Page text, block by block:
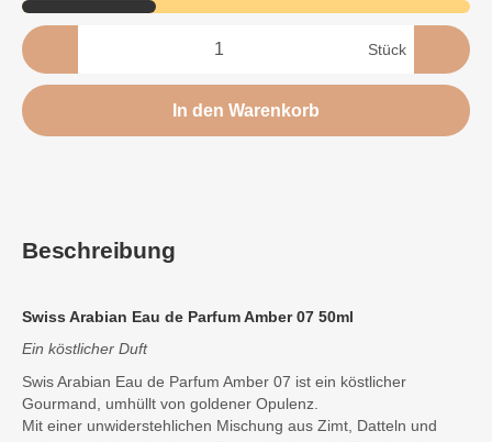
Stück
In den Warenkorb
Beschreibung
Swiss Arabian Eau de Parfum Amber 07 50ml
Ein köstlicher Duft
Swis Arabian Eau de Parfum Amber 07 ist ein köstlicher
Gourmand, umhüllt von goldener Opulenz.
Mit einer unwiderstehlichen Mischung aus Zimt, Datteln und